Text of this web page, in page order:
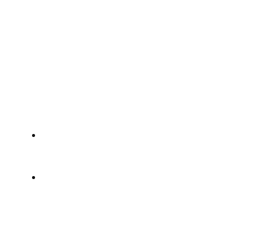
E-commerce Chatbot: How to
and Boost Sales ?